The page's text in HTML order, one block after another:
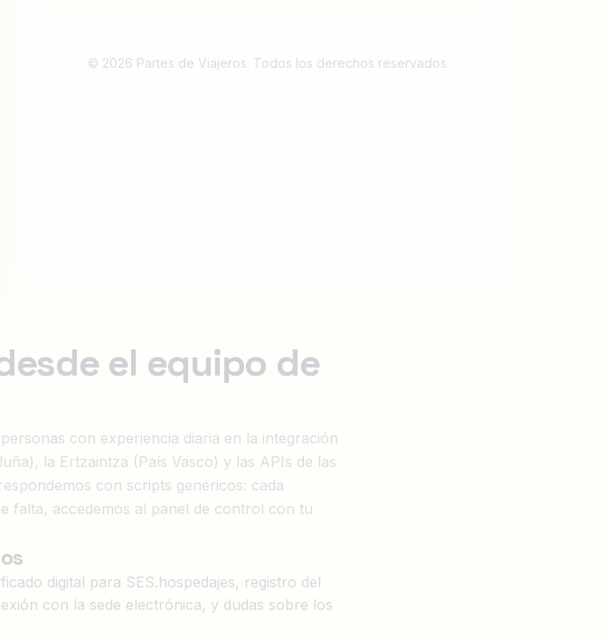
© 2026 Partes de Viajeros. Todos los derechos reservados.
el equipo de
con experiencia diaria en la integración
la Ertzaintza (País Vasco) y las APIs de las
con scripts genéricos: cada
falta, accedemos al panel de control con tu
digital para SES.hospedajes, registro del
con la sede electrónica, y dudas sobre los